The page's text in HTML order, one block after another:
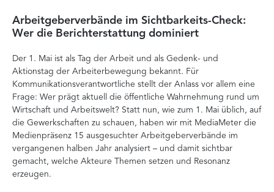
Arbeitgeberverbände im Sichtbarkeits-Check:
Wer die Berichterstattung dominiert
Der 1. Mai ist als Tag der Arbeit und als Gedenk- und
Aktionstag der Arbeiterbewegung bekannt. Für
Kommunikationsverantwortliche stellt der Anlass vor allem eine
Frage: Wer prägt aktuell die öffentliche Wahrnehmung rund um
Wirtschaft und Arbeitswelt? Statt nun, wie zum 1. Mai üblich, auf
die Gewerkschaften zu schauen, haben wir mit MediaMeter die
Medienpräsenz 15 ausgesuchter Arbeitgeberverbände im
vergangenen halben Jahr analysiert – und damit sichtbar
gemacht, welche Akteure Themen setzen und Resonanz
erzeugen.